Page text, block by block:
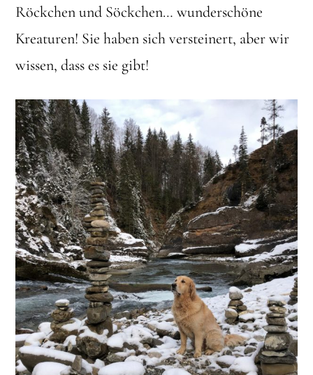
Röckchen und Söckchen… wunderschöne
Kreaturen! Sie haben sich versteinert, aber wir
wissen, dass es sie gibt!